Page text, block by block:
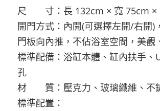
尺 寸：長 132cm × 寬 75cm ×
開門方式：內開(可選擇左開/右開)
門板向內推，不佔浴室空間，美觀
標準配備：浴缸本體、缸內扶手、
孔
材 質：壓克力、玻璃纖維、不
標準配置：